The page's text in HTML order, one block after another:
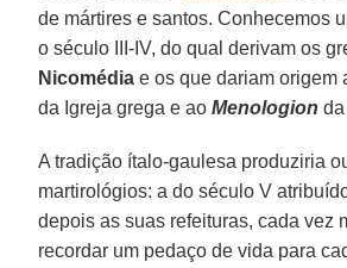
de mártires e santos. Conhecemos
o século III-IV, do qual derivam os
Nicomédia e os que dariam origem
da Igreja grega e aoMenologion da
A tradição ítalo-gaulesa produziria
martirológios: a do século V
depois as suas refeituras, cada vez
recordar um pedaço de vida para